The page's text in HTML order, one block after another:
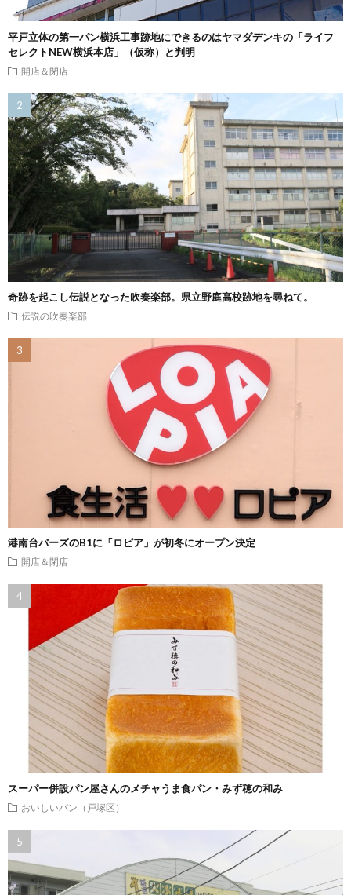
平戸立体の第一パン横浜工事跡地にできるのはヤマダデンキの「ライフ
セレクトNEW横浜本店」（仮称）と判明
開店＆閉店
奇跡を起こし伝説となった吹奏楽部。県立野庭高校跡地を尋ねて。
伝説の吹奏楽部
港南台バーズのB1に「ロピア」が初冬にオープン決定
開店＆閉店
スーパー併設パン屋さんのメチャうま食パン・みず穂の和み
おいしいパン（戸塚区）